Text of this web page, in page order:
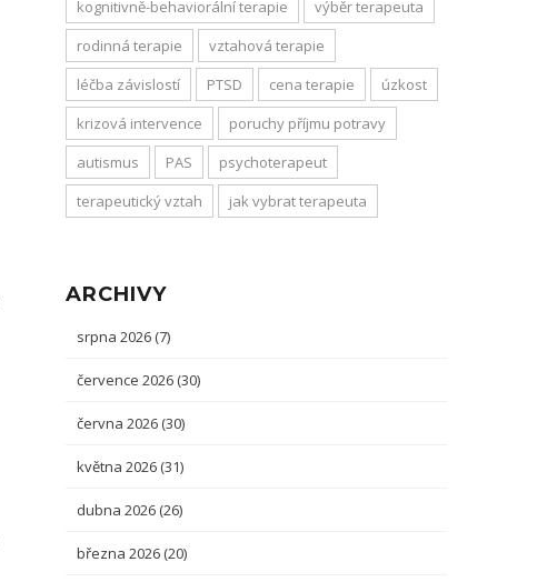
kognitivně-behaviorální terapie
výběr terapeuta
rodinná terapie
vztahová terapie
léčba závislostí
PTSD cena terapie
úzkost
krizová intervence
poruchy příjmu potravy
autismus
PAS
psychoterapeut
terapeutický vztah
jak vybrat terapeuta
ARCHIVY
srpna 2026 (7)
července 2026 (30)
června 2026 (30)
května 2026 (31)
dubna 2026 (26)
března 2026 (20)